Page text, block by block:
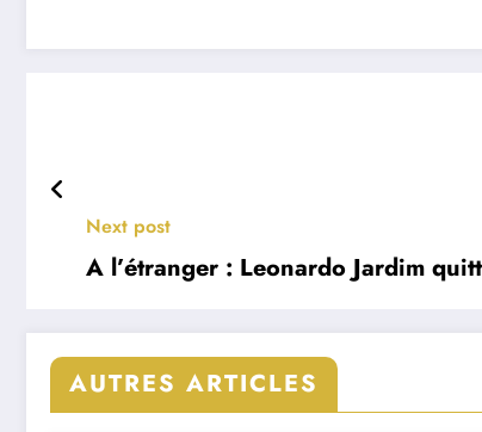
Next post
A l’étranger : Leonardo Jardim
AUTRES ARTICLES